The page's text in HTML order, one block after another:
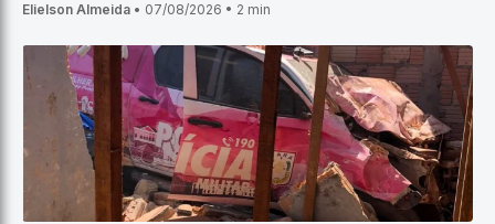
Elielson Almeida • 07/08/2026 • 2 min